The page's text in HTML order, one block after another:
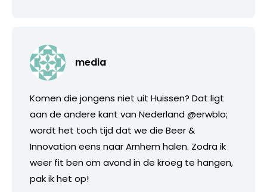
media
Komen die jongens niet uit Huissen? Dat ligt
aan de andere kant van Nederland @erwblo;
wordt het toch tijd dat we die Beer &
Innovation eens naar Arnhem halen. Zodra ik
weer fit ben om avond in de kroeg te hangen,
pak ik het op!